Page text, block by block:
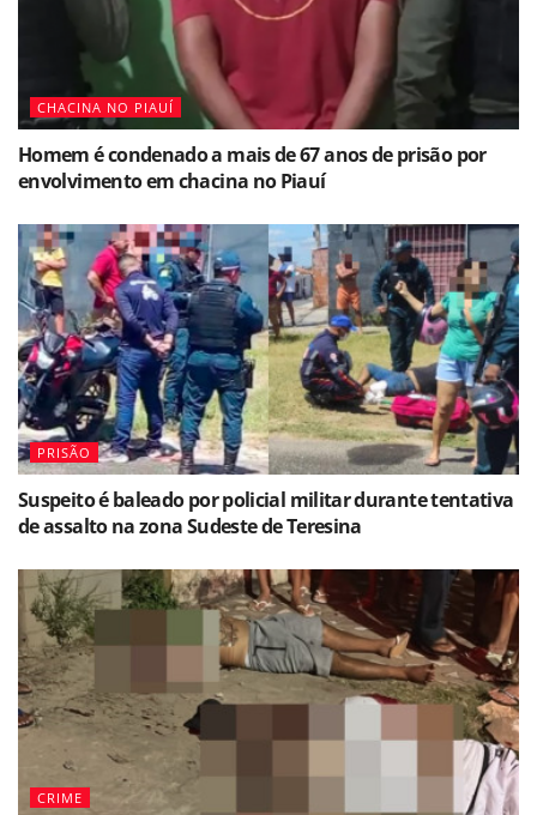
CHACINA NO PIAUÍ
Homem é condenado a mais de 67 anos de prisão por
envolvimento em chacina no Piauí
PRISÃO
Suspeito é baleado por policial militar durante tentativa
de assalto na zona Sudeste de Teresina
CRIME